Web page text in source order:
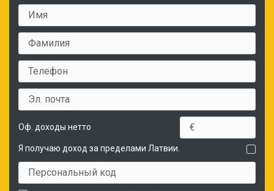
Оф. доходы нетто
Я получаю доход за пределами Латвии.